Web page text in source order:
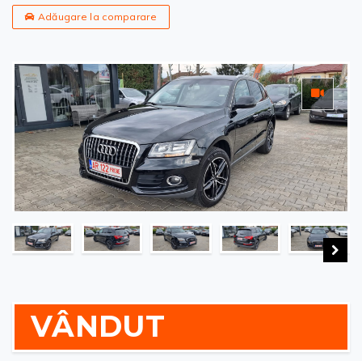
Adăugare la comparare
VÂNDUT